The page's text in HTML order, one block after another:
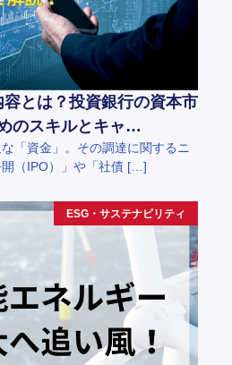
とは？投資銀行の資本市
のスキルとキャ…
「資金」。その調達に関するニ
開（IPO）」や「社債 […]
ESG・サステナビリティ